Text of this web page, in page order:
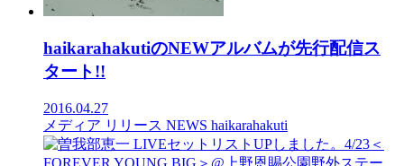
haikarahakutiのNEWアルバムが先行配信ス
タート!!
2016.04.27
メディア リリース NEWS haikarahakuti